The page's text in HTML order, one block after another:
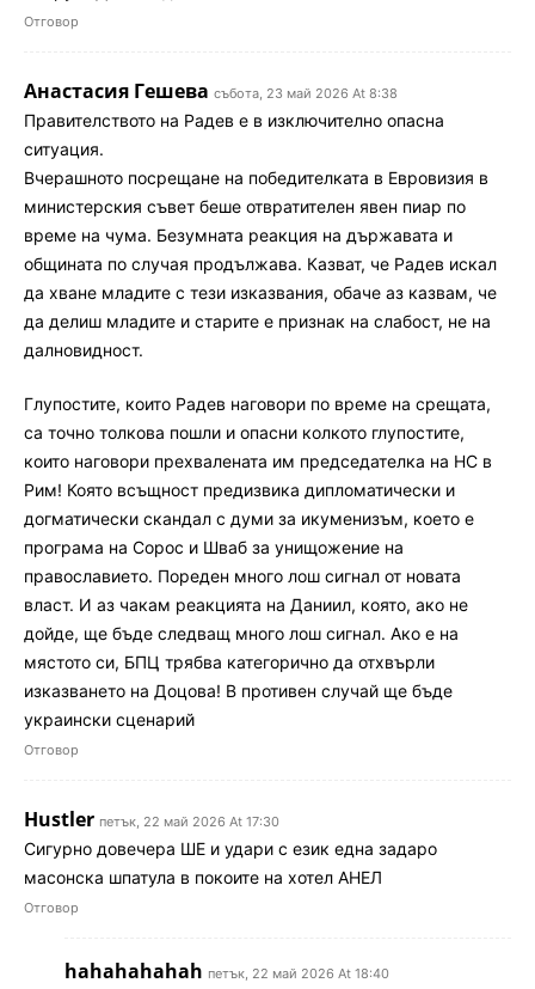
Отговор
Анастасия Гешева събота, 23 май 2026 At 8:38
Правителството на Радев е в изключително опасна
ситуация.
Вчерашното посрещане на победителката в Евровизия в
министерския съвет беше отвратителен явен пиар по
време на чума. Безумната реакция на държавата и
общината по случая продължава. Казват, че Радев искал
да хване младите с тези изказвания, обаче аз казвам, че
да делиш младите и старите е признак на слабост, не на
далновидност.
Глупостите, които Радев наговори по време на срещата,
са точно толкова пошли и опасни колкото глупостите,
които наговори прехвалената им председателка на НС в
Рим! Която всъщност предизвика дипломатически и
догматически скандал с думи за икуменизъм, което е
програма на Сорос и Шваб за унищожение на
православието. Пореден много лош сигнал от новата
власт. И аз чакам реакцията на Даниил, която, ако не
дойде, ще бъде следващ много лош сигнал. Ако е на
мястото си, БПЦ трябва категорично да отхвърли
изказването на Доцова! В противен случай ще бъде
украински сценарий
Отговор
Hustler петък, 22 май 2026 At 17:30
Сигурно довечера ШЕ и удари с език една задаро
масонска шпатула в покоите на хотел АНЕЛ
Отговор
hahahahahah петък, 22 май 2026 At 18:40